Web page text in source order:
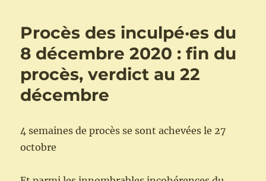
des
du
8
décembre
Procès des inculpé·es du
8 décembre 2020 : fin du
procès, verdict au 22
décembre
4 semaines de procès se sont achevées le 27
octobre